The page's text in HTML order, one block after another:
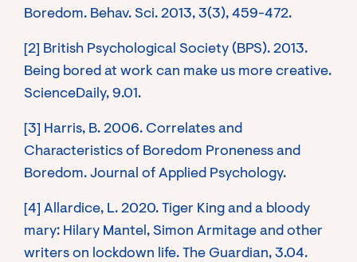
Boredom. Behav. Sci. 2013, 3(3), 459-472.
[2] British Psychological Society (BPS). 2013.
Being bored at work can make us more creative.
ScienceDaily, 9.01.
[3] Harris, B. 2006. Correlates and
Characteristics of Boredom Proneness and
Boredom. Journal of Applied Psychology.
[4] Allardice, L. 2020. Tiger King and a bloody
mary: Hilary Mantel, Simon Armitage and other
writers on lockdown life. The Guardian, 3.04.